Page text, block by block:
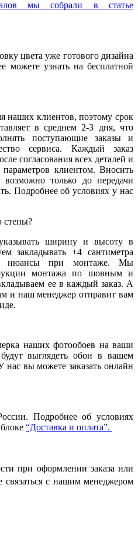
мы собрали в статье
цвета уже готового дизайна
можете узнать на бесплатной
наших клиентов, поэтому срок
в среднем 2-3 дня, что
поступающие заказы и
сервиса. Каждый заказ
согласования всех деталей и
клиентом. Вносить
только до передачи
Подробнее об условиях у нас
стены?
ширину и высоту в
закладывать +4 сантиметра
нюансы при монтаже. Мы
монтажа по шовным и
ее в каждый заказ. А
и наш менеджер отправит вам
наших фотообоев на ваши
выглядеть обои в вашем
вы можете заказать онлайн
Подробнее об условиях
“Доставка и оплата”.
при оформлении заказа или
связаться с нашим менеджером